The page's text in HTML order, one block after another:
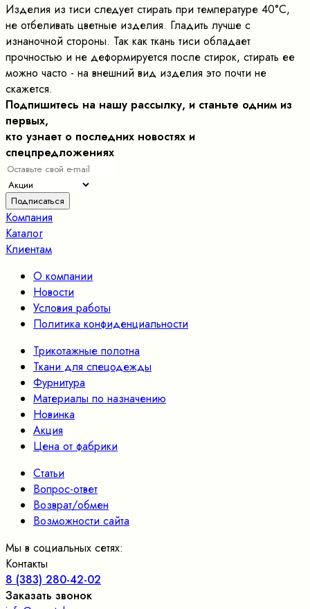
Изделия из тиси следует стирать при температуре 40°C,
не отбеливать цветные изделия. Гладить лучше с
изнаночной стороны. Так как ткань тиси обладает
прочностью и не деформируется после стирок, стирать ее
можно часто - на внешний вид изделия это почти не
скажется.
Подпишитесь на нашу рассылку, и станьте одним из
первых,
кто узнает о последних новостях и
спецпредложениях
Компания
Каталог
Клиентам
О компании
Новости
Условия работы
Политика конфиденциальности
Трикотажные полотна
Ткани для спецодежды
Фурнитура
Материалы по назначению
Новинка
Акция
Цена от фабрики
Статьи
Вопрос-ответ
Возврат/обмен
Возможности сайта
Мы в социальных сетях:
Контакты
8 (383) 280-42-02
Заказать звонок